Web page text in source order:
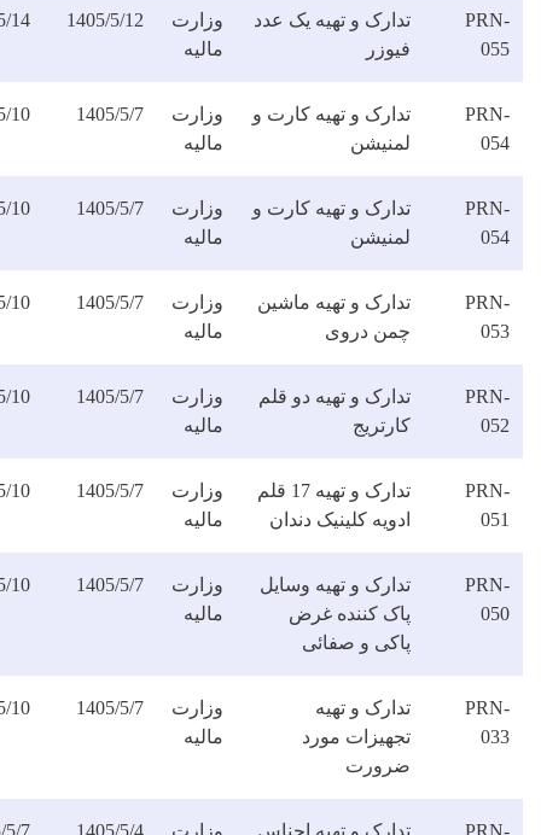
و تهیه یک عدد
وزارت
1405/5/12
1405/5/14
دانلود
و تهیه کارت و
وزارت
مالیه
1405/5/7
1405/5/10
دانلود
و تهیه کارت و
وزارت
مالیه
1405/5/7
1405/5/10
دانلود
و تهیه ماشین
دروی
وزارت
مالیه
1405/5/7
1405/5/10
دانلود
و تهیه دو قلم
وزارت
مالیه
1405/5/7
1405/5/10
دانلود
تدارک و تهیه 17 قلم
کلینیک دندان
وزارت
مالیه
1405/5/7
1405/5/10
دانلود
و تهیه وسایل
کننده غرض
وزارت
مالیه
1405/5/7
1405/5/10
دانلود
و تهیه
مورد
وزارت
مالیه
1405/5/7
1405/5/10
دانلود
و تهیه اجناس
وزارت
1405/5/4
1405/5/7
دانلود